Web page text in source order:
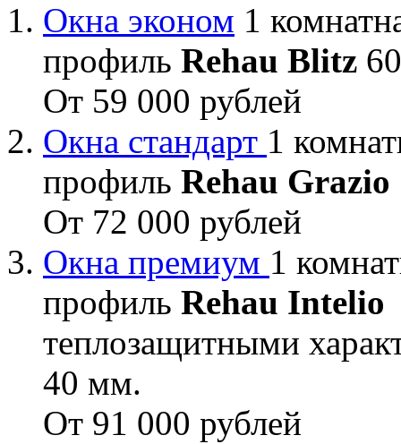
Окна эконом 1
профиль Rehau Blitz
От 59 000 рублей
Окна стандарт 1
профиль Rehau Grazio
От 72 000 рублей
Окна премиум 1
профиль Rehau Intelio
теплозащитными
40 мм.
От 91 000 рублей